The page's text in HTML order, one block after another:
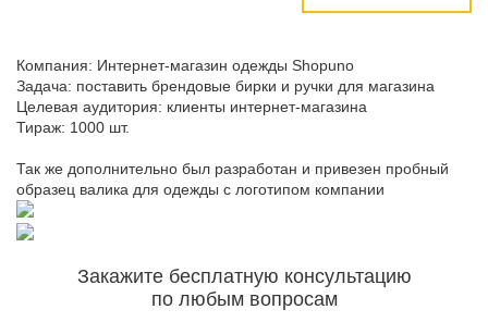
Компания: Интернет-магазин одежды Shopuno
Задача: поставить брендовые бирки и ручки для магазина
Целевая аудитория: клиенты интернет-магазина
Тираж: 1000 шт.
Так же дополнительно был разработан и привезен пробный
образец валика для одежды с логотипом компании
Закажите бесплатную консультацию
по любым вопросам